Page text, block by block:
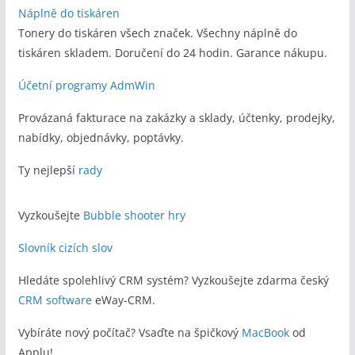
Náplně do tiskáren
Tonery do tiskáren všech značek. Všechny náplně do
tiskáren skladem. Doručení do 24 hodin. Garance nákupu.
Účetní programy AdmWin
Provázaná fakturace na zakázky a sklady, účtenky, prodejky,
nabídky, objednávky, poptávky.
Ty nejlepší rady
Vyzkoušejte Bubble shooter hry
Slovník cizích slov
Hledáte spolehlivý CRM systém? Vyzkoušejte zdarma český
CRM softwareeWay-CRM.
Vybíráte nový počítač? Vsaďte na špičkový MacBookod